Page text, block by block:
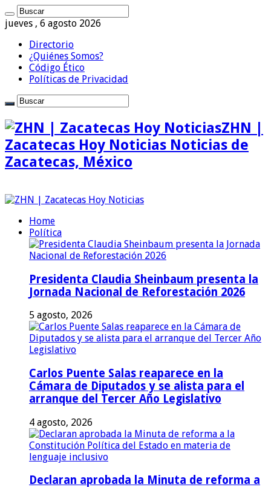
jueves , 6 agosto 2026
Directorio
¿Quiénes Somos?
Código Ético
Políticas de Privacidad
ZHN |
Zacatecas Hoy Noticias Noticias de
Zacatecas, México
Home
Política
Presidenta Claudia Sheinbaum presenta la
Jornada Nacional de Reforestación 2026
5 agosto, 2026
Carlos Puente Salas reaparece en la
Cámara de Diputados y se alista para el
arranque del Tercer Año Legislativo
4 agosto, 2026
Declaran aprobada la Minuta de reforma a